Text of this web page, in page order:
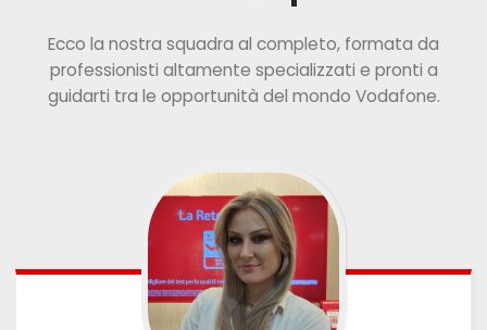
Ecco la nostra squadra al completo, formata da
professionisti altamente specializzati e pronti a
guidarti tra le opportunità del mondo Vodafone.